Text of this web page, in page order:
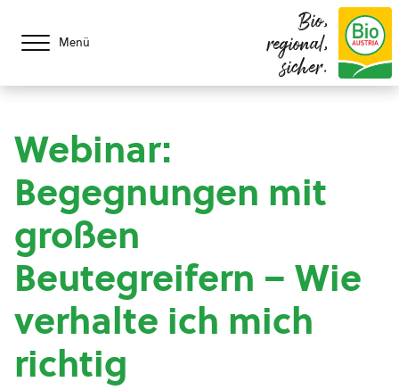
Menü
Bio,
regional,
sicher.
Webinar:
Begegnungen mit
großen
Beutegreifern – Wie
verhalte ich mich
richtig